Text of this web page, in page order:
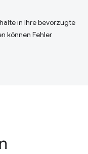
in Ihre bevorzugte
können Fehler